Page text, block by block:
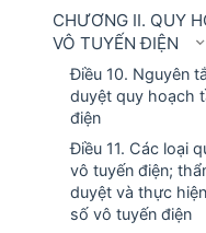
CHƯƠNG II. QUY
VÔ TUYẾN ĐIỆN
Điều 10. Nguyên
duyệt quy hoạch
điện
Điều 11. Các loại
vô tuyến điện;
duyệt và thực
số vô tuyến điện